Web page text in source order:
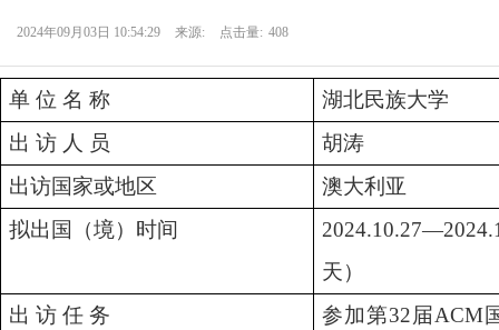
2024年09月03日 10:54:29 来源: 点击量: 408
单 位 名 称 湖北民族大学
出 访 人 员
胡涛
出访国家或地区
澳大利亚
拟出国（境）时间
天）
出 访 任 务 参加第32届ACM